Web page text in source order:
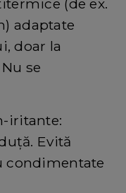
(de ex.
adaptate
doar la
se
iritante:
Evită
condimentate